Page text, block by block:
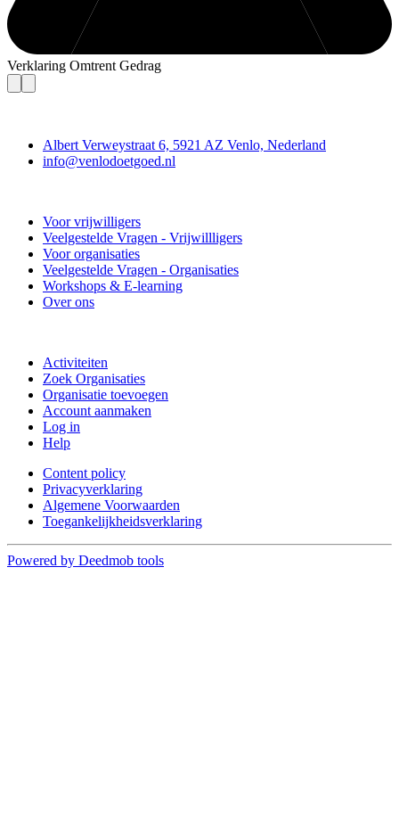
Verklaring Omtrent Gedrag
Albert Verweystraat 6, 5921 AZ Venlo, Nederland
info@venlodoetgoed.nl
Voor vrijwilligers
Veelgestelde Vragen - Vrijwillligers
Voor organisaties
Veelgestelde Vragen - Organisaties
Workshops & E-learning
Over ons
Activiteiten
Zoek Organisaties
Organisatie toevoegen
Account aanmaken
Log in
Help
Content policy
Privacyverklaring
Algemene Voorwaarden
Toegankelijkheidsverklaring
Powered by Deedmob tools